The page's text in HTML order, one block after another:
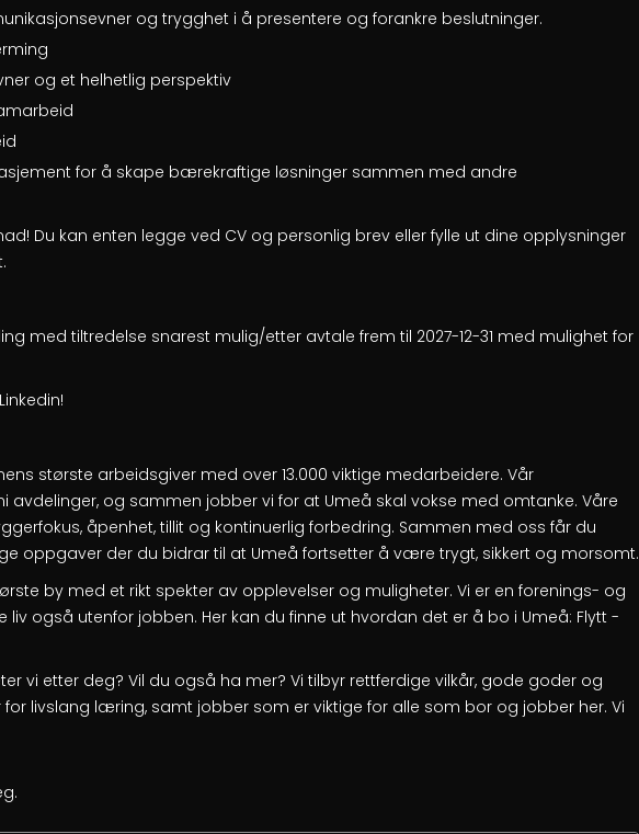
og trygghet i å presentere og forankre beslutninger.
og et helhetlig perspektiv
for å skape bærekraftige løsninger sammen med andre
Du kan enten legge ved CV og personlig brev eller fylle ut dine opplysninger
med tiltredelse snarest mulig/etter avtale frem til 2027-12-31 med mulighet for
største arbeidsgiver med over 13.000 viktige medarbeidere. Vår
avdelinger, og sammen jobber vi for at Umeå skal vokse med omtanke. Våre
åpenhet, tillit og kontinuerlig forbedring. Sammen med oss får du
oppgaver der du bidrar til at Umeå fortsetter å være trygt, sikkert og morsomt.
by med et rikt spekter av opplevelser og muligheter. Vi er en forenings- og
liv også utenfor jobben. Her kan du finne ut hvordan det er å bo i Umeå: Flytt -
vi etter deg? Vil du også ha mer? Vi tilbyr rettferdige vilkår, gode goder og
livslang læring, samt jobber som er viktige for alle som bor og jobber her. Vi